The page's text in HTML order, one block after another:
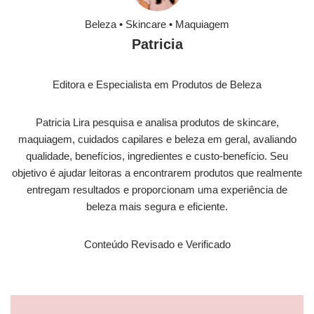
Beleza • Skincare • Maquiagem
Patricia
Editora e Especialista em Produtos de Beleza
Patricia Lira pesquisa e analisa produtos de skincare,
maquiagem, cuidados capilares e beleza em geral, avaliando
qualidade, benefícios, ingredientes e custo-benefício. Seu
objetivo é ajudar leitoras a encontrarem produtos que realmente
entregam resultados e proporcionam uma experiência de
beleza mais segura e eficiente.
Conteúdo Revisado e Verificado